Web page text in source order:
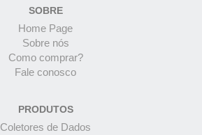
SOBRE
Home Page
Sobre nós
Como comprar?
Fale conosco
PRODUTOS
Coletores de Dados